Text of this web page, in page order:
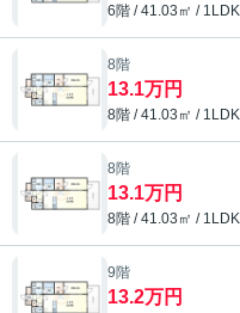
6階 / 41.03㎡ / 1LDK
8階
13.1万円
8階 / 41.03㎡ / 1LDK
8階
13.1万円
8階 / 41.03㎡ / 1LDK
9階
13.2万円